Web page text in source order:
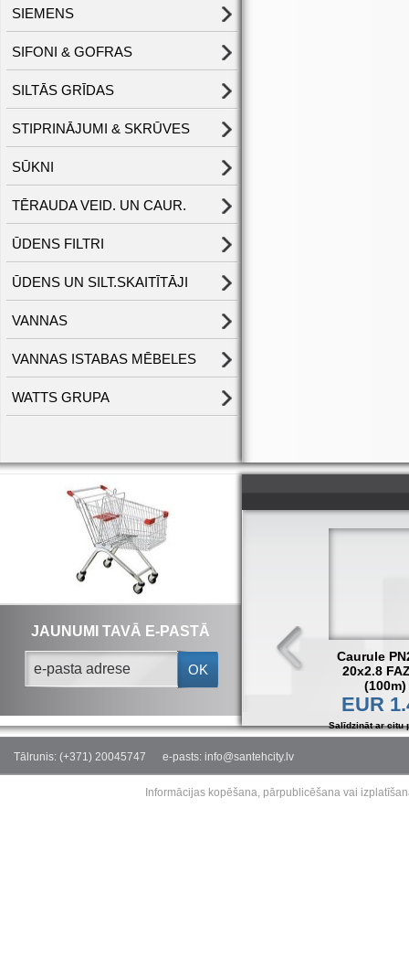
SIEMENS
SIFONI & GOFRAS
SILTĀS GRĪDAS
STIPRINĀJUMI & SKRŪVES
SŪKNI
TĒRAUDA VEID. UN CAUR.
ŪDENS FILTRI
ŪDENS UN SILT.SKAITĪTĀJI
VANNAS
VANNAS ISTABAS MĒBELES
WATTS GRUPA
JAUNUMI TAVĀ E-PASTĀ
OK
Caurule
20x2.8
(100m)
EUR
Salīdzināt ar citu
Tālrunis: (+371) 20045747 e-pasts: info@santehcity.lv
Informācijas kopēšana, pārpublicēšana vai